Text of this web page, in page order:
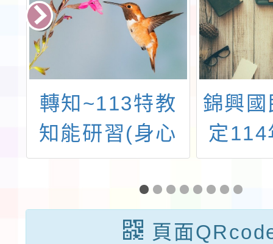
轉知~113特教
知能研習(身心
障礙學生的鑑
定、教學與輔
錦興
定
日辦
度特
因故
頁面